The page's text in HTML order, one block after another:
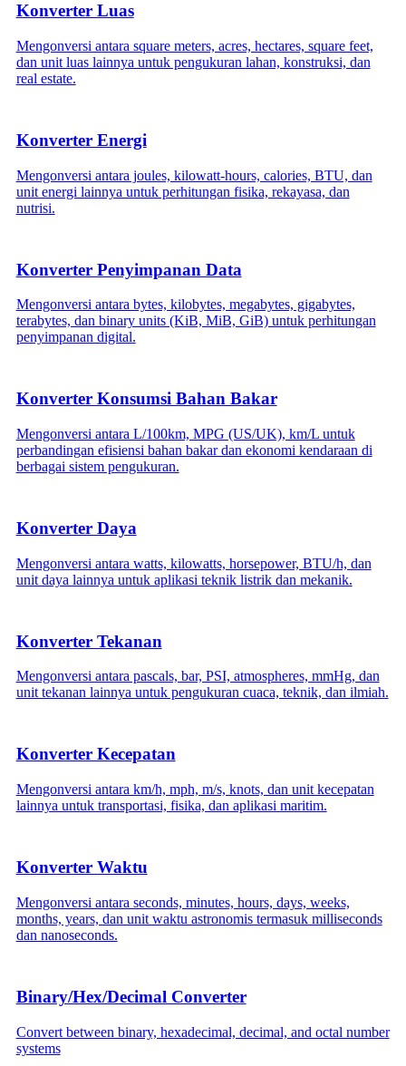
Konverter Luas
Mengonversi antara square meters, acres, hectares, square feet,
dan unit luas lainnya untuk pengukuran lahan, konstruksi, dan
real estate.
Konverter Energi
Mengonversi antara joules, kilowatt-hours, calories, BTU, dan
unit energi lainnya untuk perhitungan fisika, rekayasa, dan
nutrisi.
Konverter Penyimpanan Data
Mengonversi antara bytes, kilobytes, megabytes, gigabytes,
terabytes, dan binary units (KiB, MiB, GiB) untuk perhitungan
penyimpanan digital.
Konverter Konsumsi Bahan Bakar
Mengonversi antara L/100km, MPG (US/UK), km/L untuk
perbandingan efisiensi bahan bakar dan ekonomi kendaraan di
berbagai sistem pengukuran.
Konverter Daya
Mengonversi antara watts, kilowatts, horsepower, BTU/h, dan
unit daya lainnya untuk aplikasi teknik listrik dan mekanik.
Konverter Tekanan
Mengonversi antara pascals, bar, PSI, atmospheres, mmHg, dan
unit tekanan lainnya untuk pengukuran cuaca, teknik, dan ilmiah.
Konverter Kecepatan
Mengonversi antara km/h, mph, m/s, knots, dan unit kecepatan
lainnya untuk transportasi, fisika, dan aplikasi maritim.
Konverter Waktu
Mengonversi antara seconds, minutes, hours, days, weeks,
months, years, dan unit waktu astronomis termasuk milliseconds
dan nanoseconds.
Binary/Hex/Decimal Converter
Convert between binary, hexadecimal, decimal, and octal number
systems